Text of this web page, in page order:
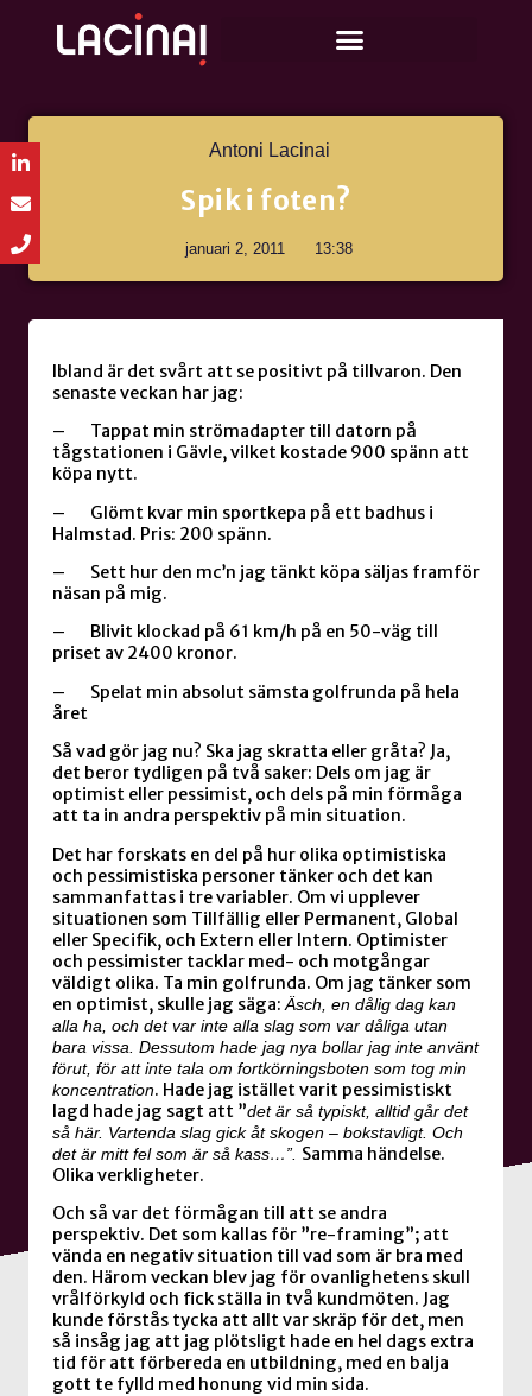
Antoni Lacinai
Spik i foten?
januari 2, 2011 13:38
Ibland är det svårt att se positivt på tillvaron. Den
senaste veckan har jag:
– Tappat min strömadapter till datorn på
tågstationen i Gävle, vilket kostade 900 spänn att
köpa nytt.
– Glömt kvar min sportkepa på ett badhus i
Halmstad. Pris: 200 spänn.
– Sett hur den mc’n jag tänkt köpa säljas framför
näsan på mig.
– Blivit klockad på 61 km/h på en 50-väg till
priset av 2400 kronor.
– Spelat min absolut sämsta golfrunda på hela
året
Så vad gör jag nu? Ska jag skratta eller gråta? Ja,
det beror tydligen på två saker: Dels om jag är
optimist eller pessimist, och dels på min förmåga
att ta in andra perspektiv på min situation.
Det har forskats en del på hur olika optimistiska
och pessimistiska personer tänker och det kan
sammanfattas i tre variabler. Om vi upplever
situationen som Tillfällig eller Permanent, Global
eller Specifik, och Extern eller Intern. Optimister
och pessimister tacklar med- och motgångar
väldigt olika. Ta min golfrunda. Om jag tänker som
en optimist, skulle jag säga: Äsch, en dålig dag kan
alla ha, och det var inte alla slag som var dåliga utan
bara vissa. Dessutom hade jag nya bollar jag inte använt
förut, för att inte tala om fortkörningsboten som tog min
koncentration. Hade jag istället varit pessimistiskt
lagd hade jag sagt att ”det är så typiskt, alltid går det
så här. Vartenda slag gick åt skogen – bokstavligt. Och
det är mitt fel som är så kass…”. Samma händelse.
Olika verkligheter.
Och så var det förmågan till att se andra
perspektiv. Det som kallas för ”re-framing”; att
vända en negativ situation till vad som är bra med
den. Härom veckan blev jag för ovanlighetens skull
vrålförkyld och fick ställa in två kundmöten. Jag
kunde förstås tycka att allt var skräp för det, men
så insåg jag att jag plötsligt hade en hel dags extra
tid för att förbereda en utbildning, med en balja
gott te fylld med honung vid min sida.